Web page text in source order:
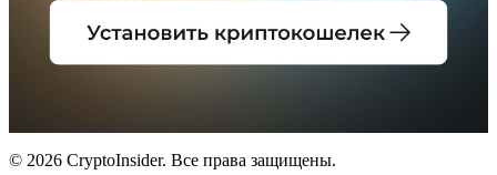
© 2026 CryptoInsider. Все права защищены.